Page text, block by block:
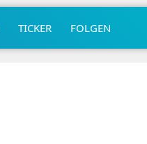
TICKER FOLGEN